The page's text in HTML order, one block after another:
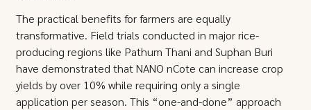
The practical benefits for farmers are equally
transformative. Field trials conducted in major rice-
producing regions like Pathum Thani and Suphan Buri
have demonstrated that NANO nCote can increase crop
yields by over 10% while requiring only a single
application per season. This “one-and-done” approach